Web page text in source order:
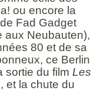
ou encore la
de Fad Gadget
aux Neubauten),
80 et de sa
ce Berlin
sortie du film Les
et la chute du